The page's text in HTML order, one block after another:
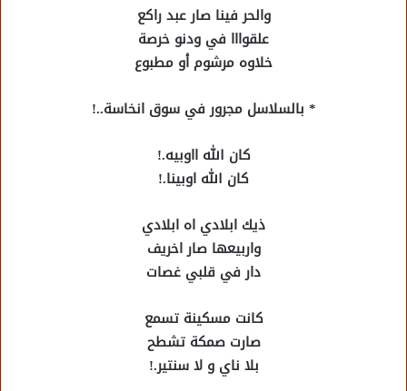
والحر فينا صار عبد راكع
علقوااا في ودنو خرصة
خلاوه مرشوم أو مطبوع
* بالسلاسل مجرور في سوق انخاسة..!
كان الله ااوبيه.!
كان الله اوبينا.!
ذيك ابلادي اه ابلادي
واربيعها صار اخريف
دار في قلبي غصات
كانت مسكينة تسمع
صارت صمكة تشطح
بلا ناي و لا سنتير.!